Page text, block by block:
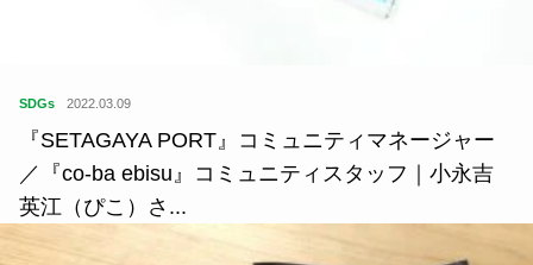
SDGs 2022.03.09
『SETAGAYA PORT』コミュニティマネージャー
／『co-ba ebisu』コミュニティスタッフ｜小永吉
英江（ぴこ）さ...